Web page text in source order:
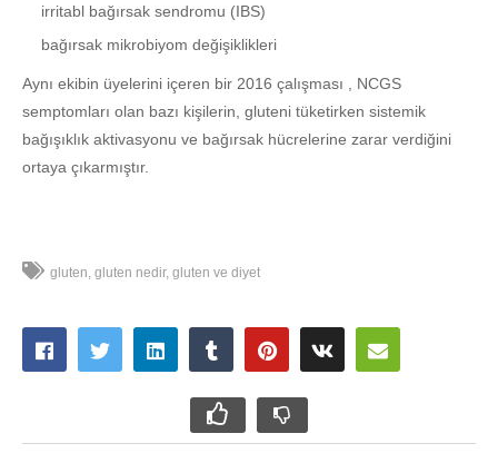
irritabl bağırsak sendromu (IBS)
bağırsak mikrobiyom değişiklikleri
Aynı ekibin üyelerini içeren bir 2016 çalışması , NCGS
semptomları olan bazı kişilerin, gluteni tüketirken sistemik
bağışıklık aktivasyonu ve bağırsak hücrelerine zarar verdiğini
ortaya çıkarmıştır.
gluten gluten nedir gluten ve diyet